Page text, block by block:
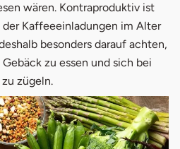
wären. Kontraproduktiv ist
der Kaffeeeinladungen im Alter
besonders darauf achten,
zu essen und sich bei
zügeln.